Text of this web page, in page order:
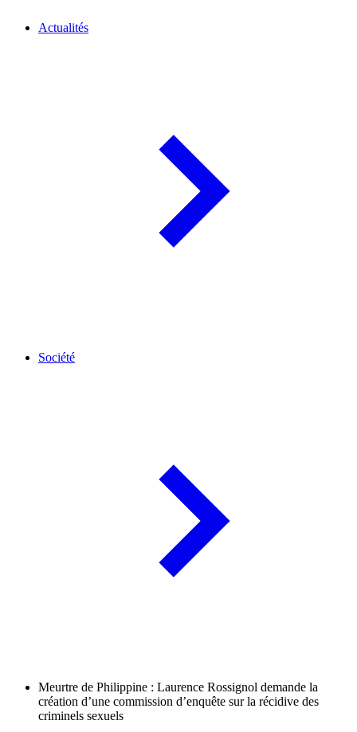
Actualités
Société
Meurtre de Philippine : Laurence Rossignol demande la
création d’une commission d’enquête sur la récidive des
criminels sexuels